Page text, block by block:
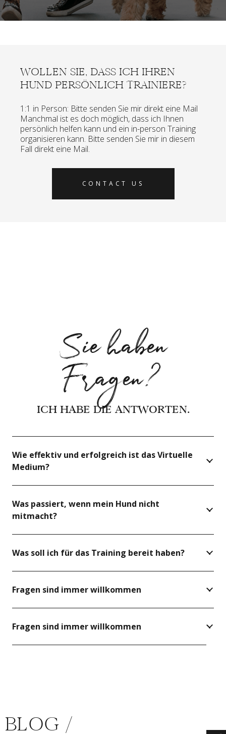
WOLLEN SIE, DASS ICH IHREN
HUND PERSÖNLICH TRAINIERE?
1:1 in Person: Bitte senden Sie mir direkt eine Mail
Manchmal ist es doch möglich, dass ich Ihnen
persönlich helfen kann und ein in-person Training
organisieren kann. Bitte senden Sie mir in diesem
Fall direkt eine Mail.
CONTACT US
Sie haben
Fragen?
ICH HABE DIE ANTWORTEN.
Wie effektiv und erfolgreich ist das Virtuelle
Medium?
Was passiert, wenn mein Hund nicht
mitmacht?
Was soll ich für das Training bereit haben?
Fragen sind immer willkommen
Fragen sind immer willkommen
BLOG /